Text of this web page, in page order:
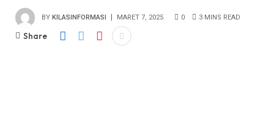
BY KILASINFORMASI MARET 7, 2025 0 3 MINS READ
Share